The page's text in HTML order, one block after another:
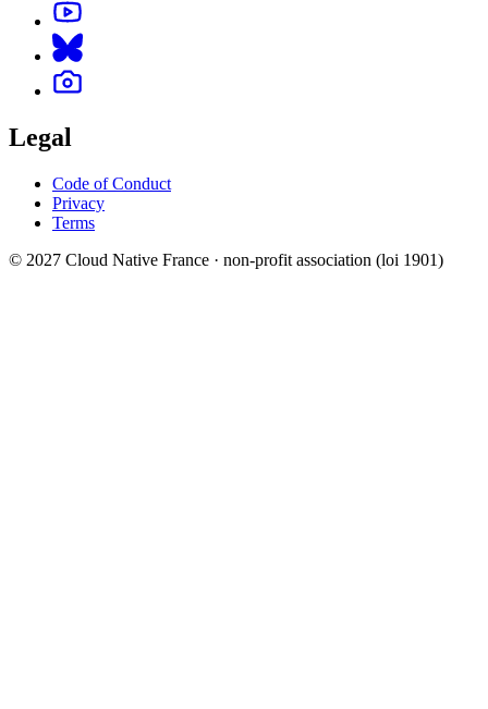
Legal
Code of Conduct
Privacy
Terms
© 2027 Cloud Native France · non-profit association (loi 1901)